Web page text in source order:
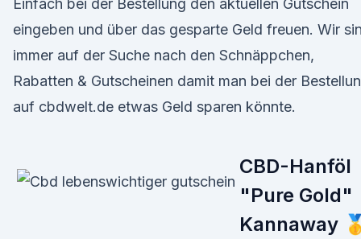
Einfach bei der Bestellung den aktuellen Gutschein
eingeben und über das gesparte Geld freuen. Wir
immer auf der Suche nach den Schnäppchen,
Rabatten & Gutscheinen damit man bei der
auf cbdwelt.de etwas Geld sparen könnte.
CBD-Hanföl
"Pure Gold"
Kannaway 🥇